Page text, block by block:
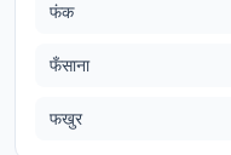
फंक
फँसाना
फखुर